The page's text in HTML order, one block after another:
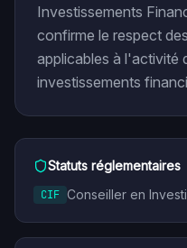
Investissements
confirme le respect
applicables à l'activité
investissements
Statuts réglementaires
CIF Conseiller en